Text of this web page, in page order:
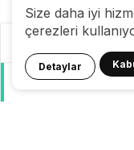
Size daha iyi
çerezleri
Detaylar
Kategoriler
GeziBlog